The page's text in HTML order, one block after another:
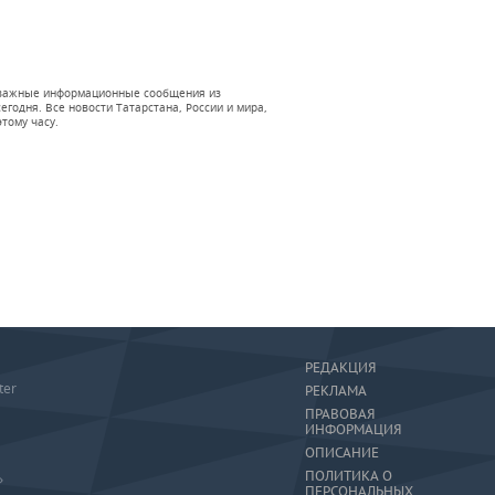
информационные сообщения из
Все новости Татарстана, России и мира,
часу.
РЕДАКЦИЯ
РЕКЛАМА
ПРАВОВАЯ
ИНФОРМАЦИЯ
ОПИСАНИЕ
ПОЛИТИКА О
ПЕРСОНАЛЬНЫХ